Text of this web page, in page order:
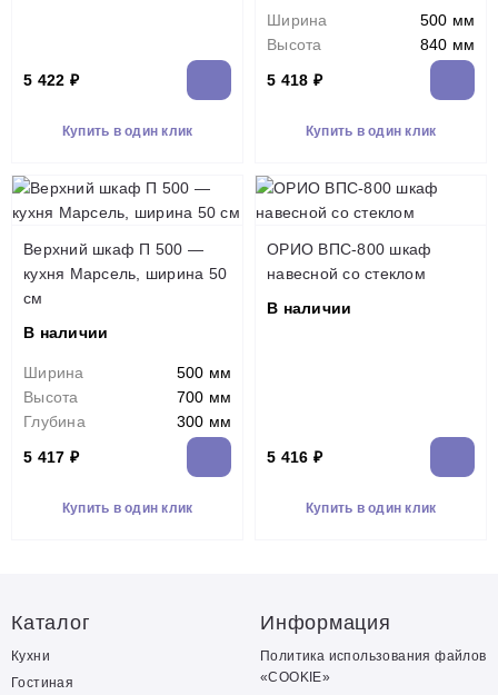
5 422 ₽
Купить в один клик
Ширина
500 мм
Высота
840 мм
5 418 ₽
Купить в один клик
Верхний шкаф П 500 —
кухня Марсель, ширина 50
см
В наличии
Ширина
500 мм
Высота
700 мм
Глубина
300 мм
5 417 ₽
Купить в один клик
ОРИО ВПС-800 шкаф
навесной со стеклом
В наличии
5 416 ₽
Купить в один клик
Каталог
Кухни
Гостиная
Информация
Политика использования файлов
«COOKIE»